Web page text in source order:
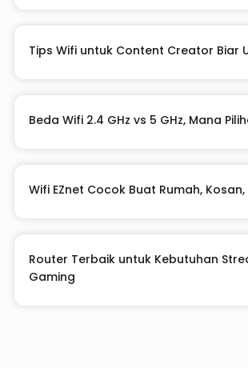
Tips Wifi untuk Content Creator Biar
Beda Wifi 2.4 GHz vs 5 GHz, Mana
Wifi EZnet Cocok Buat Rumah,
Router Terbaik untuk Kebutuhan
Gaming